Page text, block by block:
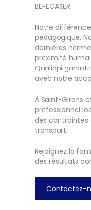
BEPECASER.
Notre
pédagogique.
dernières
proximité
Qualiopi
avec notre
À Saint-Girons
professionnel
des contraintes
transport.
Rejoignez la
des résultats
Contactez-